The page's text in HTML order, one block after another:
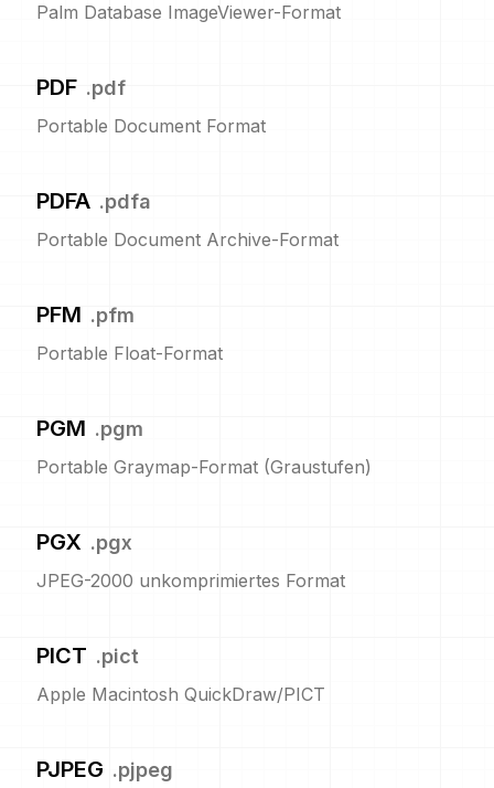
Palm Database ImageViewer-Format
PDF .pdf
Portable Document Format
PDFA .pdfa
Portable Document Archive-Format
PFM .pfm
Portable Float-Format
PGM .pgm
Portable Graymap-Format (Graustufen)
PGX .pgx
JPEG-2000 unkomprimiertes Format
PICT .pict
Apple Macintosh QuickDraw/PICT
PJPEG .pjpeg